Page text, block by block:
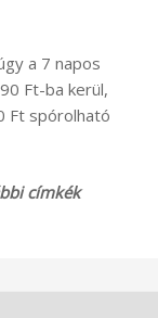
a 7 napos
Ft-ba kerül,
Ft spórolható
címkék